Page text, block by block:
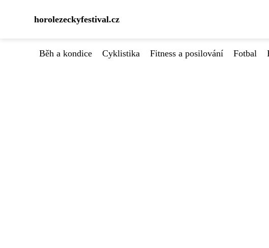
horolezeckyfestival.cz
Běh a kondice Cyklistika Fitness a posilování Fotbal